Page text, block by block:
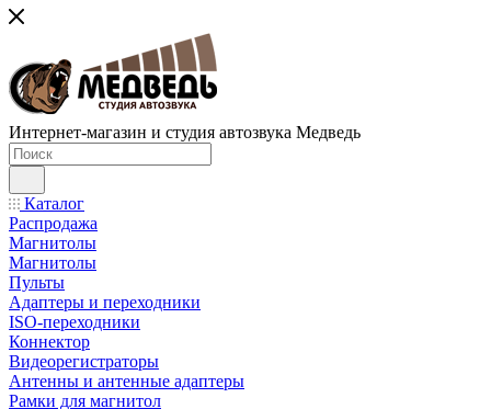
Интернет-магазин и студия автозвука Медведь
Каталог
Распродажа
Магнитолы
Магнитолы
Пульты
Адаптеры и переходники
ISO-переходники
Коннектор
Видеорегистраторы
Антенны и антенные адаптеры
Рамки для магнитол